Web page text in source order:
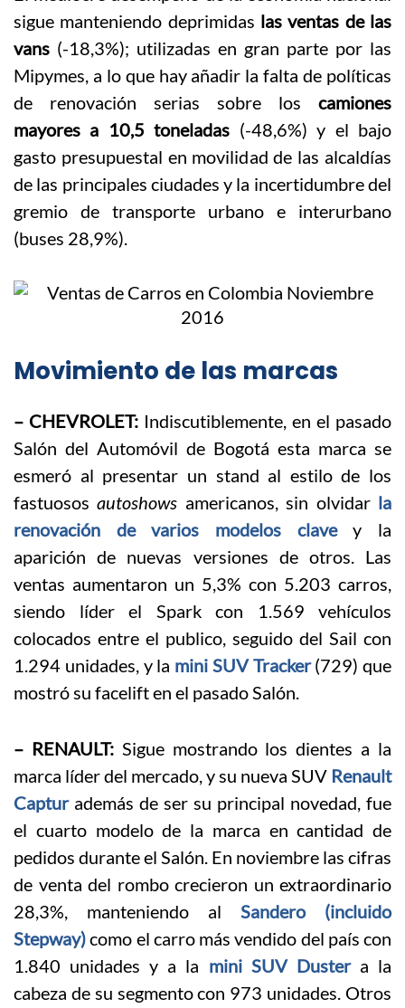
sigue manteniendo deprimidas las ventas de las
vans (-18,3%); utilizadas en gran parte por las
Mipymes, a lo que hay añadir la falta de políticas
de renovación serias sobre los camiones
mayores a 10,5 toneladas (-48,6%) y el bajo
gasto presupuestal en movilidad de las alcaldías
de las principales ciudades y la incertidumbre del
gremio de transporte urbano e interurbano
(buses 28,9%).
Movimiento de las marcas
– CHEVROLET: Indiscutiblemente, en el pasado
Salón del Automóvil de Bogotá esta marca se
esmeró al presentar un stand al estilo de los
fastuososautoshows americanos, sin olvidar la
renovación de varios modelos clavey la
aparición de nuevas versiones de otros. Las
ventas aumentaron un 5,3% con 5.203 carros,
siendo líder el Spark con 1.569 vehículos
colocados entre el publico, seguido del Sail con
1.294 unidades, y la mini SUV Tracker(729) que
mostró su facelift en el pasado Salón.
– RENAULT:Sigue mostrando los dientes a la
marca líder del mercado, y su nueva SUV Renault
Capturademás de ser su principal novedad, fue
el cuarto modelo de la marca en cantidad de
pedidos durante el Salón. En noviembre las cifras
de venta del rombo crecieron un extraordinario
28,3%, manteniendo al Sandero (incluido
Stepway)como el carro más vendido del país con
1.840 unidades y a la mini SUV Dustera la
cabeza de su segmento con 973 unidades. Otros